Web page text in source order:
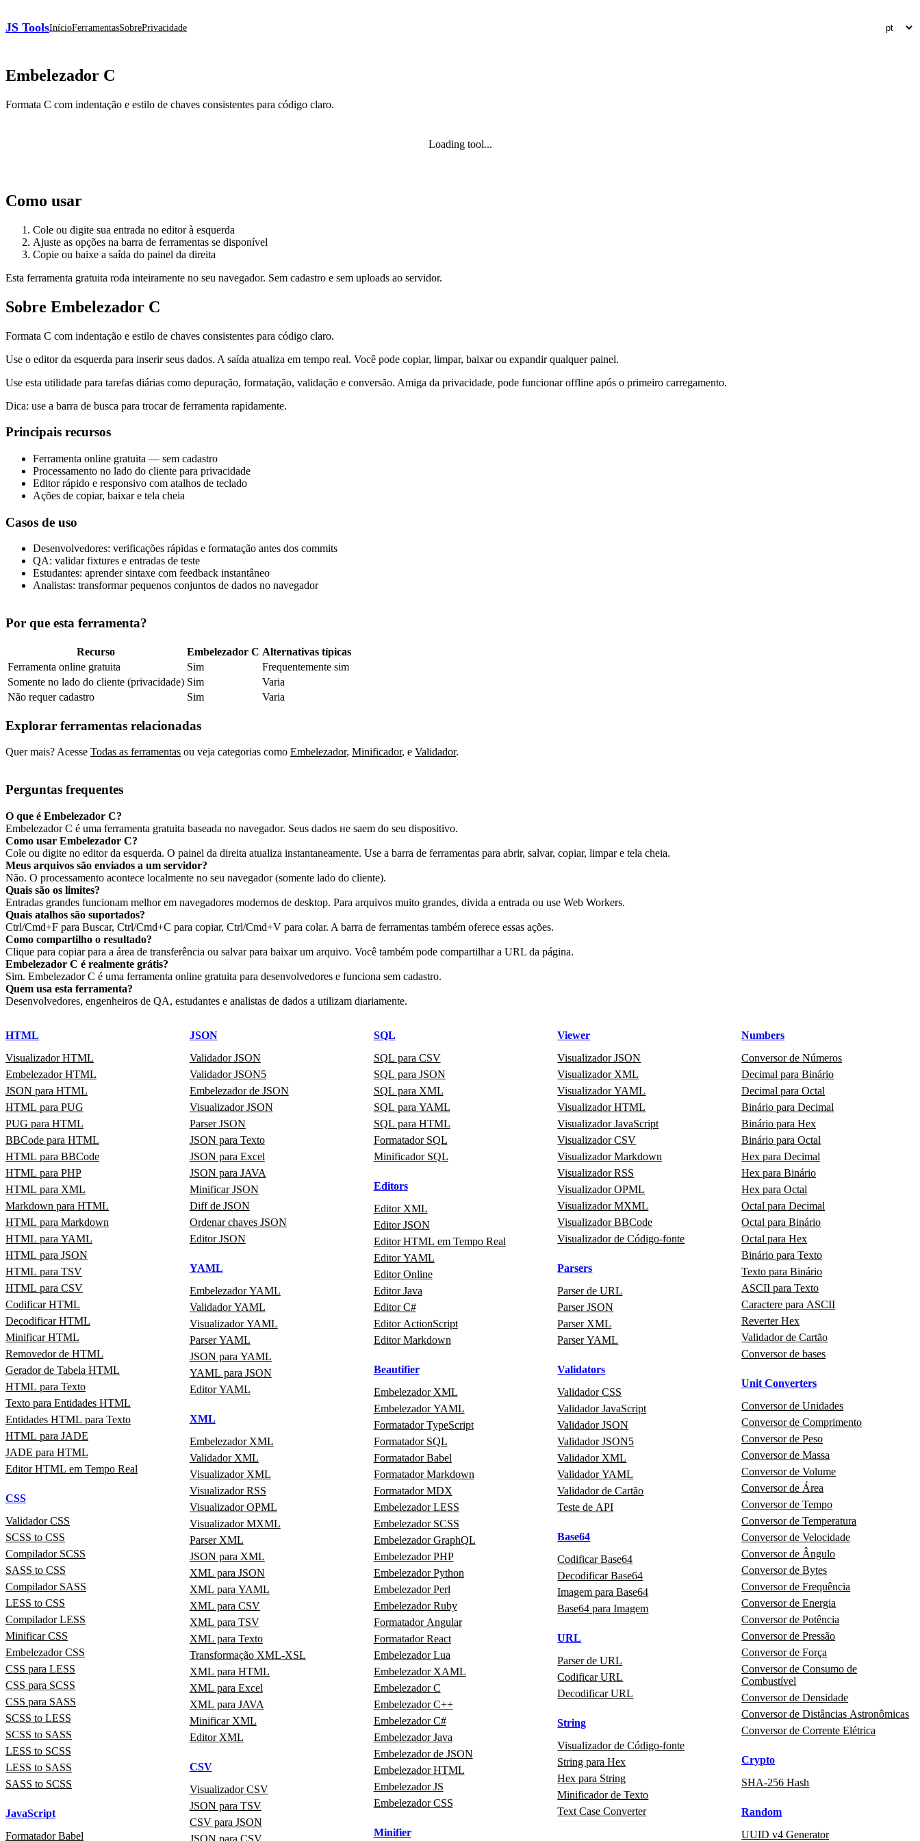
JS ToolsInícioFerramentasSobrePrivacidade
Embelezador C
Formata C com indentação e estilo de chaves consistentes para código claro.
Loading tool...
Como usar
Cole ou digite sua entrada no editor à esquerda
Ajuste as opções na barra de ferramentas se disponível
Copie ou baixe a saída do painel da direita
Esta ferramenta gratuita roda inteiramente no seu navegador. Sem cadastro e sem uploads ao servidor.
Sobre Embelezador C
Formata C com indentação e estilo de chaves consistentes para código claro.
Use o editor da esquerda para inserir seus dados. A saída atualiza em tempo real. Você pode copiar, limpar, baixar ou expandir qualquer painel.
Use esta utilidade para tarefas diárias como depuração, formatação, validação e conversão. Amiga da privacidade, pode funcionar offline após o primeiro carregamento.
Dica: use a barra de busca para trocar de ferramenta rapidamente.
Principais recursos
Ferramenta online gratuita — sem cadastro
Processamento no lado do cliente para privacidade
Editor rápido e responsivo com atalhos de teclado
Ações de copiar, baixar e tela cheia
Casos de uso
Desenvolvedores: verificações rápidas e formatação antes dos commits
QA: validar fixtures e entradas de teste
Estudantes: aprender sintaxe com feedback instantâneo
Analistas: transformar pequenos conjuntos de dados no navegador
Por que esta ferramenta?
Recurso Embelezador C Alternativas típicas
Ferramenta online gratuita
Sim
Frequentemente sim
Somente no lado do cliente (privacidade) Sim
Varia
Não requer cadastro
Sim Varia
Explorar ferramentas relacionadas
Quer mais? Acesse Todas as ferramentas ou veja categorias como Embelezador, Minificador, e Validador.
Perguntas frequentes
O que é Embelezador C?
Embelezador C é uma ferramenta gratuita baseada no navegador. Seus dados не saem do seu dispositivo.
Como usar Embelezador C?
Cole ou digite no editor da esquerda. O painel da direita atualiza instantaneamente. Use a barra de ferramentas para abrir, salvar, copiar, limpar e tela cheia.
Meus arquivos são enviados a um servidor?
Não. O processamento acontece localmente no seu navegador (somente lado do cliente).
Quais são os limites?
Entradas grandes funcionam melhor em navegadores modernos de desktop. Para arquivos muito grandes, divida a entrada ou use Web Workers.
Quais atalhos são suportados?
Ctrl/Cmd+F para Buscar, Ctrl/Cmd+C para copiar, Ctrl/Cmd+V para colar. A barra de ferramentas também oferece essas ações.
Como compartilho o resultado?
Clique para copiar para a área de transferência ou salvar para baixar um arquivo. Você também pode compartilhar a URL da página.
Embelezador C é realmente grátis?
Sim. Embelezador C é uma ferramenta online gratuita para desenvolvedores e funciona sem cadastro.
Quem usa esta ferramenta?
Desenvolvedores, engenheiros de QA, estudantes e analistas de dados a utilizam diariamente.
HTML
Visualizador HTML
Embelezador HTML
JSON para HTML
HTML para PUG
PUG para HTML
BBCode para HTML
HTML para BBCode
HTML para PHP
HTML para XML
Markdown para HTML
HTML para Markdown
HTML para YAML
HTML para JSON
HTML para TSV
HTML para CSV
Codificar HTML
Decodificar HTML
Minificar HTML
Removedor de HTML
Gerador de Tabela HTML
HTML para Texto
Texto para Entidades HTML
Entidades HTML para Texto
HTML para JADE
JADE para HTML
Editor HTML em Tempo Real
CSS
Validador CSS
SCSS to CSS
Compilador SCSS
SASS to CSS
Compilador SASS
LESS to CSS
Compilador LESS
Minificar CSS
Embelezador CSS
CSS para LESS
CSS para SCSS
CSS para SASS
SCSS to LESS
SCSS to SASS
LESS to SCSS
LESS to SASS
SASS to SCSS
JavaScript
Formatador Babel
JSON
Validador JSON
Validador JSON5
Embelezador de JSON
Visualizador JSON
Parser JSON
JSON para Texto
JSON para Excel
JSON para JAVA
Minificar JSON
Diff de JSON
Ordenar chaves JSON
Editor JSON
YAML
Embelezador YAML
Validador YAML
Visualizador YAML
Parser YAML
JSON para YAML
YAML para JSON
Editor YAML
XML
Embelezador XML
Validador XML
Visualizador XML
Visualizador RSS
Visualizador OPML
Visualizador MXML
Parser XML
JSON para XML
XML para JSON
XML para YAML
XML para CSV
XML para TSV
XML para Texto
Transformação XML-XSL
XML para HTML
XML para Excel
XML para JAVA
Minificar XML
Editor XML
CSV
Visualizador CSV
JSON para TSV
CSV para JSON
JSON para CSV
SQL
SQL para CSV
SQL para JSON
SQL para XML
SQL para YAML
SQL para HTML
Formatador SQL
Minificador SQL
Editors
Editor XML
Editor JSON
Editor HTML em Tempo Real
Editor YAML
Editor Online
Editor Java
Editor C#
Editor ActionScript
Editor Markdown
Beautifier
Embelezador XML
Embelezador YAML
Formatador TypeScript
Formatador SQL
Formatador Babel
Formatador Markdown
Formatador MDX
Embelezador LESS
Embelezador SCSS
Embelezador GraphQL
Embelezador PHP
Embelezador Python
Embelezador Perl
Embelezador Ruby
Formatador Angular
Formatador React
Embelezador Lua
Embelezador XAML
Embelezador C
Embelezador C++
Embelezador C#
Embelezador Java
Embelezador de JSON
Embelezador HTML
Embelezador JS
Embelezador CSS
Minifier
Viewer
Visualizador JSON
Visualizador XML
Visualizador YAML
Visualizador HTML
Visualizador JavaScript
Visualizador CSV
Visualizador Markdown
Visualizador RSS
Visualizador OPML
Visualizador MXML
Visualizador BBCode
Visualizador de Código‑fonte
Parsers
Parser de URL
Parser JSON
Parser XML
Parser YAML
Validators
Validador CSS
Validador JavaScript
Validador JSON
Validador JSON5
Validador XML
Validador YAML
Validador de Cartão
Teste de API
Base64
Codificar Base64
Decodificar Base64
Imagem para Base64
Base64 para Imagem
URL
Parser de URL
Codificar URL
Decodificar URL
String
Visualizador de Código‑fonte
String para Hex
Hex para String
Minificador de Texto
Text Case Converter
Numbers
Conversor de Números
Decimal para Binário
Decimal para Octal
Binário para Decimal
Binário para Hex
Binário para Octal
Hex para Decimal
Hex para Binário
Hex para Octal
Octal para Decimal
Octal para Binário
Octal para Hex
Binário para Texto
Texto para Binário
ASCII para Texto
Caractere para ASCII
Reverter Hex
Validador de Cartão
Conversor de bases
Unit Converters
Conversor de Unidades
Conversor de Comprimento
Conversor de Peso
Conversor de Massa
Conversor de Volume
Conversor de Área
Conversor de Tempo
Conversor de Temperatura
Conversor de Velocidade
Conversor de Ângulo
Conversor de Bytes
Conversor de Frequência
Conversor de Energia
Conversor de Potência
Conversor de Pressão
Conversor de Força
Conversor de Consumo de
Combustível
Conversor de Densidade
Conversor de Distâncias Astronômicas
Conversor de Corrente Elétrica
Crypto
SHA-256 Hash
Random
UUID v4 Generator